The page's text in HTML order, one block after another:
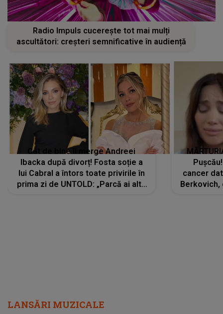
Radio Impuls cucerește tot mai mulți
ascultători: creșteri semnificative în audiență
Cât de bine îi merge Andreei
Ibacka după divorț! Fosta soție a
lui Cabral a întors toate privirile în
prima zi de UNTOLD: „Parcă ai altă
cancer
LANSĂRI MUZICALE